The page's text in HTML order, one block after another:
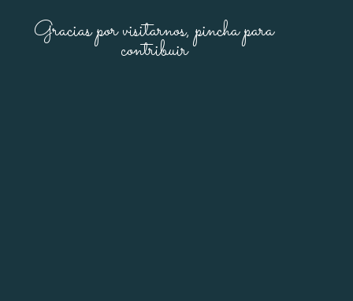
Gracias por visitarnos, pincha para
contribuir